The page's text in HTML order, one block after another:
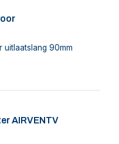
uitlaatslang 90mm
AIRVENTV